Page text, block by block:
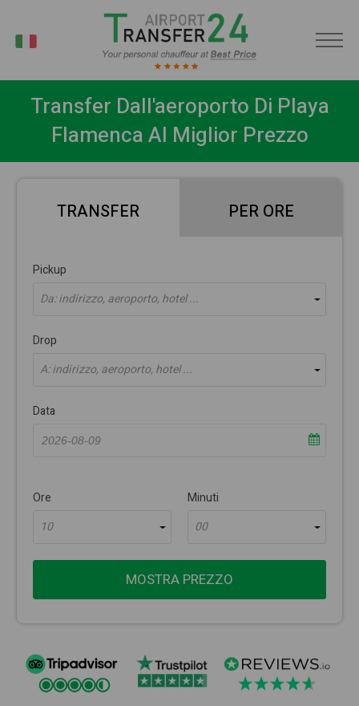
Transfer Dall'aeroporto Di Playa
Flamenca Al Miglior Prezzo
TRANSFER PER ORE
Pickup
Da: indirizzo, aeroporto, hotel ...
Drop
A: indirizzo, aeroporto, hotel ...
Data
Ore
10
Minuti
00
MOSTRA PREZZO